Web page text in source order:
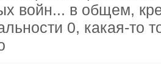
войн... в общем,
0, какая-то